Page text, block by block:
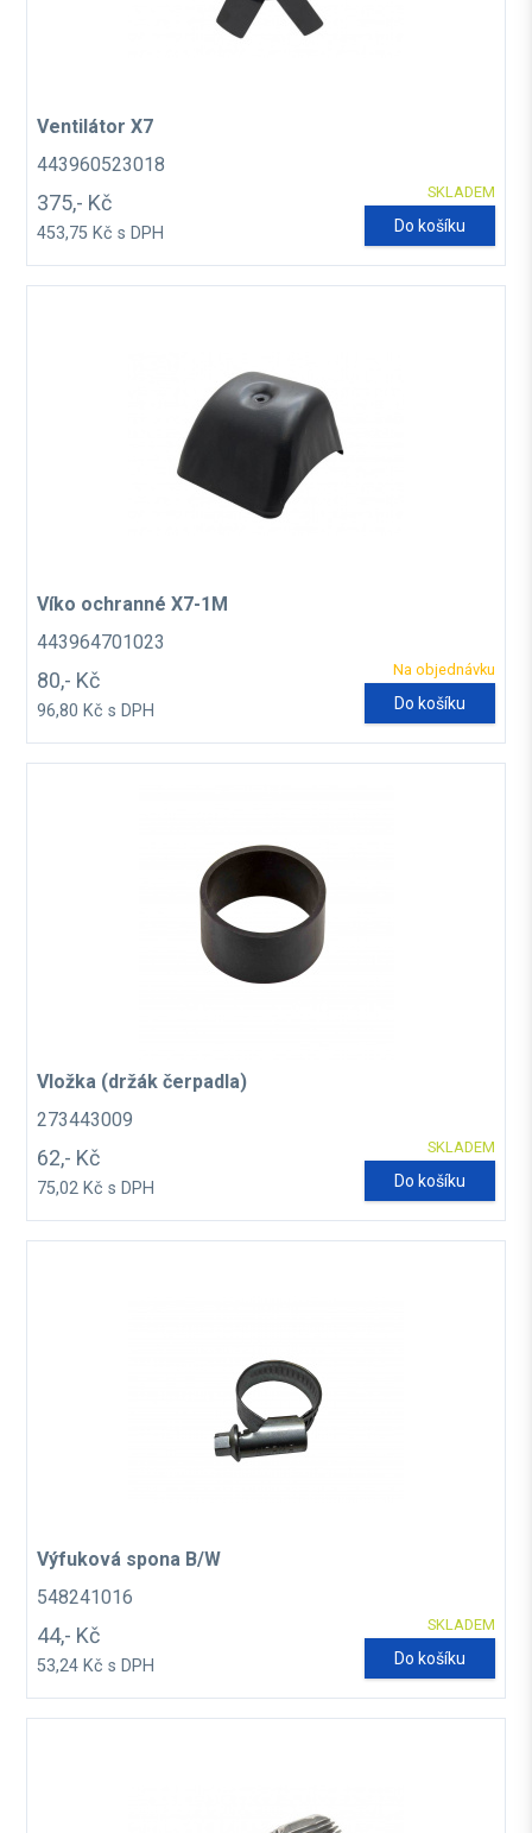
Ventilátor X7
443960523018
SKLADEM
375,- Kč
453,75 Kč s DPH Do košíku
Víko ochranné X7-1M
443964701023
Na objednávku
80,- Kč
96,80 Kč s DPH Do košíku
Vložka (držák čerpadla)
273443009
SKLADEM
62,- Kč
75,02 Kč s DPH Do košíku
Výfuková spona B/W
548241016
SKLADEM
44,- Kč
53,24 Kč s DPH Do košíku